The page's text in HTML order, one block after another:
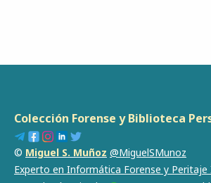
Colección Forense y Biblioteca
© Miguel S. Muñoz @MiguelSMunoz
Experto en Informática Forense y